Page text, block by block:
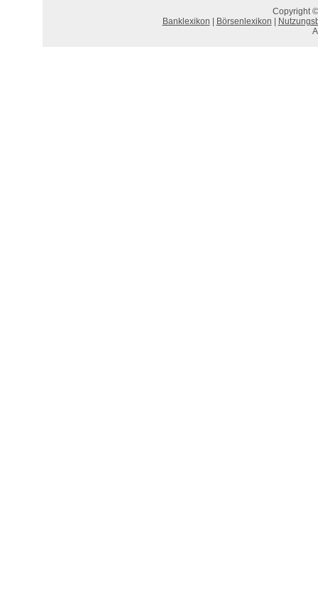
Copyright
Banklexikon
Börsenlexikon